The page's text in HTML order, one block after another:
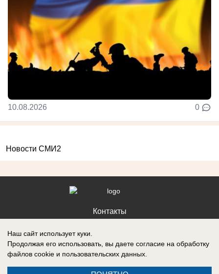
10.08.2026 0
Новости СМИ2
Контакты
службой по надзору в сфере связи, информационных технологий и
Наш сайт использует куки.
Продолжая его использовать, вы даете согласие на обработку
файлов cookie и пользовательских данных.